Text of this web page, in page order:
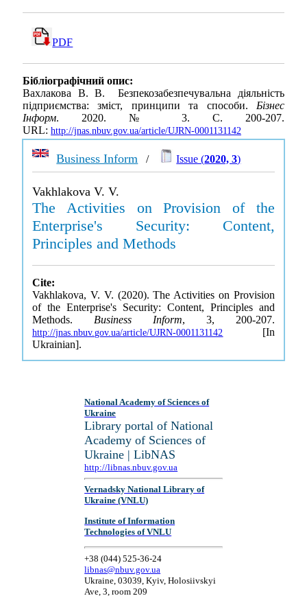
PDF
Бібліографічний опис:
Вахлакова В. В. Безпекозабезпечувальна діяльність
підприємства: зміст, принципи та способи. Бізнес
Інформ. 2020. № 3. С. 200-207.
URL: http://jnas.nbuv.gov.ua/article/UJRN-0001131142
Business Inform / Issue (2020, 3)
Vakhlakova V. V.
The Activities on Provision of the
Enterprise's Security: Content,
Principles and Methods
Cite:
Vakhlakova, V. V. (2020). The Activities on Provision
of the Enterprise's Security: Content, Principles and
Methods. Business Inform, 3, 200-207.
http://jnas.nbuv.gov.ua/article/UJRN-0001131142 [In
Ukrainian].
National Academy of Sciences of
Ukraine
Library portal of National
Academy of Sciences of
Ukraine | LibNAS
http://libnas.nbuv.gov.ua
Vernadsky National Library of
Ukraine (VNLU)
Institute of Information
Technologies of VNLU
+38 (044) 525-36-24
libnas@nbuv.gov.ua
Ukraine, 03039, Kyiv, Holosiivskyi
Ave, 3, room 209